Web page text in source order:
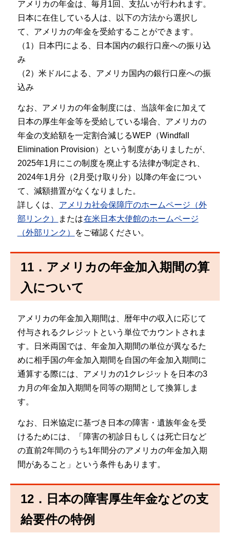
アメリカの年金は、毎月1回、支払いが行われます。
日本に在住している人は、以下の方法から選択し
て、アメリカの年金を受給することができます。
（1）日本円による、日本国内の銀行口座への振り込
み
（2）米ドルによる、アメリカ国内の銀行口座への振
込み
なお、アメリカの年金制度には、当該年金に加えて
日本の厚生年金等を受給している場合、アメリカの
年金の支給額を一定割合減じるWEP（Windfall
Elimination Provision）という制度がありましたが、
2025年1月にこの制度を廃止する法律が制定され、
2024年1月分（2月受け取り分）以降の年金につい
て、減額措置がなくなりました。
詳しくは、
アメリカ社会保障庁のホームページ（外
部リンク）
または在米日本大使館のホームページ
（外部リンク）
をご確認ください。
11．アメリカの年金加入期間の算
入について
アメリカの年金加入期間は、暦年中の収入に応じて
付与されるクレジットという単位でカウントされま
す。日米両国では、年金加入期間の単位が異なるた
めに相手国の年金加入期間を自国の年金加入期間に
通算する際には、アメリカの1クレジットを日本の3
カ月の年金加入期間を同等の期間として換算しま
す。
なお、日米協定に基づき日本の障害・遺族年金を受
けるためには、「障害の初診日もしくは死亡日など
の直前2年間のうち1年間分のアメリカの年金加入期
間があること」という条件もあります。
12．日本の障害厚生年金などの支
給要件の特例